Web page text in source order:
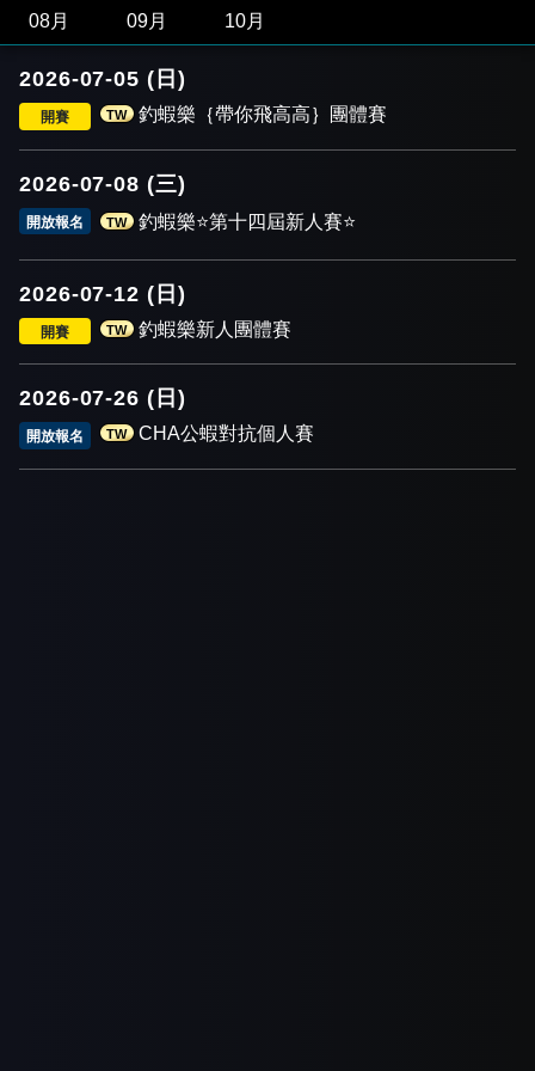
08月 09月 10月
2026-07-05 (日)
開賽 TW 釣蝦樂｛帶你飛高高｝團體賽
2026-07-08 (三)
開放報名 TW 釣蝦樂⭐️第十四屆新人賽⭐️
2026-07-12 (日)
開賽 TW 釣蝦樂新人團體賽
2026-07-26 (日)
開放報名 TW CHA公蝦對抗個人賽